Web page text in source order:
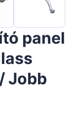
panel
Jobb